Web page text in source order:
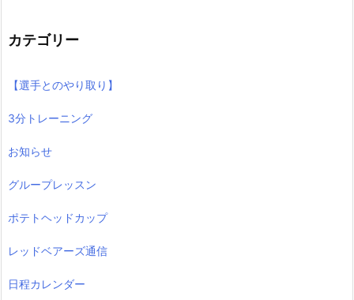
カテゴリー
【選手とのやり取り】
3分トレーニング
お知らせ
グループレッスン
ポテトヘッドカップ
レッドベアーズ通信
日程カレンダー